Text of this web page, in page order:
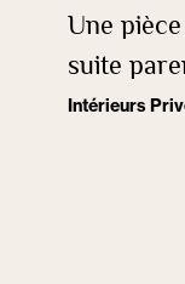
Une
suite
Intérieurs